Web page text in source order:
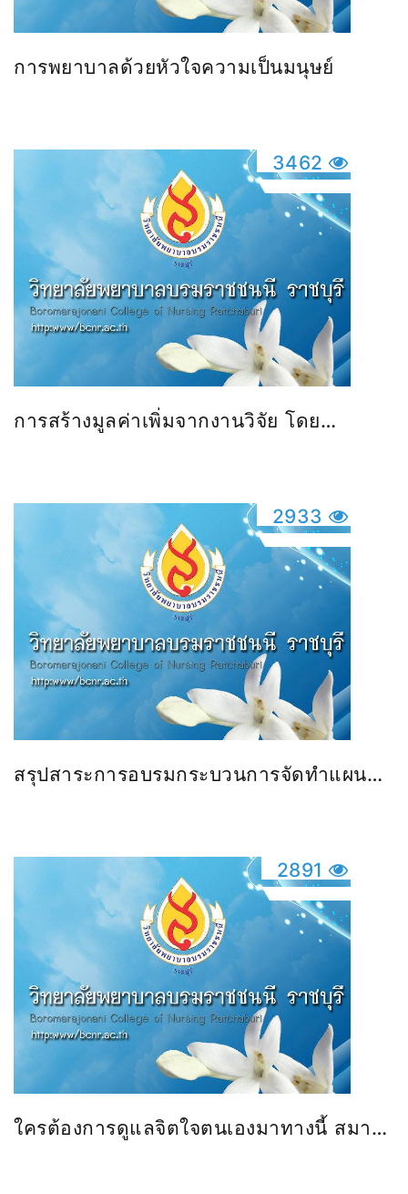
การพยาบาลด้วยหัวใจความเป็นมนุษย์
3462
การสร้างมูลค่าเพิ่มจากงานวิจัย โดย
2933
สรุปสาระการอบรมกระบวนการจัดทำแผน
2891
ใครต้องการดูแลจิตใจตนเองมาทางนี้ สมาธิ